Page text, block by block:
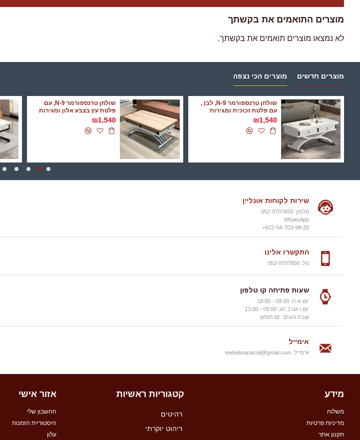
מוצרים התואמים את בקשתך
לא נמצאו מוצרים תואמים את בקשתך.
מוצרים חדשים מוצרים הכי נצפה
שולחן טרנספורמר N-9, לבן ,
עם פלטת זכוכית ומגירות
₪1,540
שולחן טרנספורמר N-9, עם
פלטת עץ בצבע אלון ומגירות
₪1,540
שירות לקוחות אונליין
טלפון: 052-9707650
WhatsApp
972-54-703-98-20+
התקשרו אלינו
טל: 052-9707650
שעות פתיחה קו טלפון
יום א-ה: 09:00 - 18:00
יום ו וערב חג: 09:00 - 13:00
שבת וחגים: יום חופש
אימייל
אימייל: mebelmariacoil@gmail.com
מידע
משלוח
מדיניות פרטיות
תקנון אתר
קטגוריות ראשיות
רהיטים
ריהוט יוקרתי
אזור אישי
החשבון שלי
היסטוריית הזמנות
עלון